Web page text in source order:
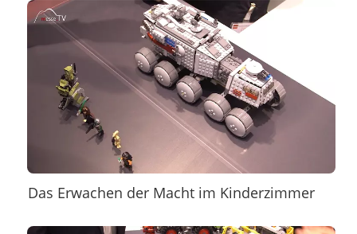
Das Erwachen der Macht im Kinderzimmer